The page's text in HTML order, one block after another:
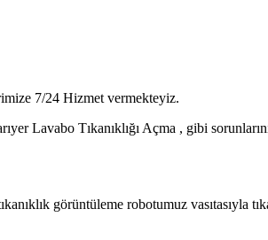
7/24 Hizmet vermekteyiz.
Lavabo Tıkanıklığı Açma , gibi
görüntüleme robotumuz vasıtasıyla